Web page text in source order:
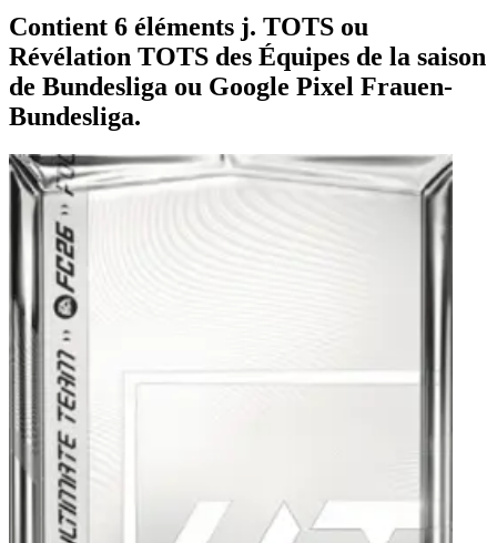
Contient 6 éléments j. TOTS ou
Révélation TOTS des Équipes de la saison
de Bundesliga ou Google Pixel Frauen-
Bundesliga.